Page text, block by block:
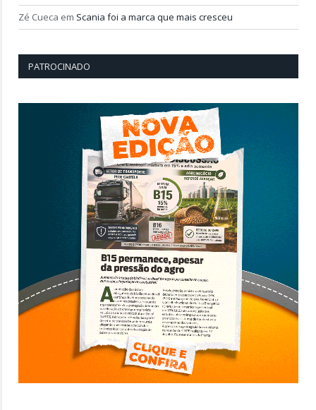
Zé Cueca em Scania foi a marca que mais cresceu
PATROCINADO